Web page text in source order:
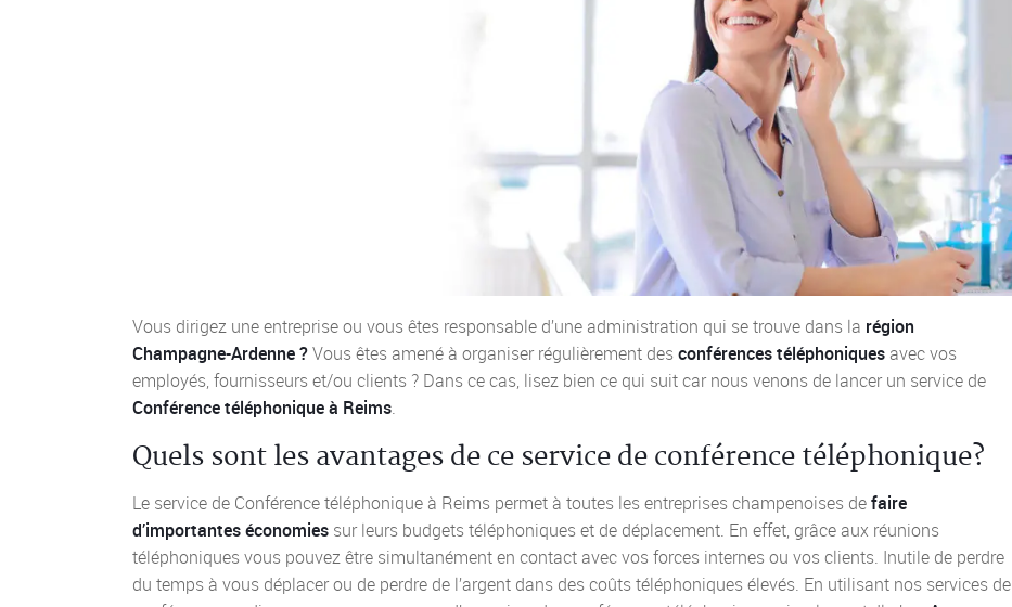
Vous dirigez une entreprise ou vous êtes responsable d’une administration qui se trouve dans la région
Champagne-Ardenne ?Vous êtes amené à organiser régulièrement desconférences téléphoniquesavec vos
employés, fournisseurs et/ou clients ? Dans ce cas, lisez bien ce qui suit car nous venons de lancer un service de
Conférence téléphonique à Reims.
Quels sont les avantages de ce service de conférence téléphonique?
Le service de Conférence téléphonique à Reims permet à toutes les entreprises champenoises defaire
d’importantes économies sur leurs budgets téléphoniques et de déplacement. En effet, grâce aux réunions
téléphoniques vous pouvez être simultanément en contact avec vos forces internes ou vos clients. Inutile de perdre
du temps à vous déplacer ou de perdre de l’argent dans des coûts téléphoniques élevés. En utilisant nos services de